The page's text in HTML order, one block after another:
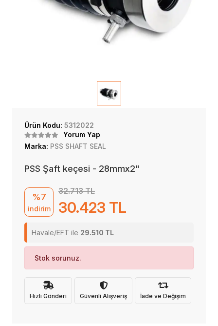
Ürün Kodu: 5312022
Yorum Yap
Marka: PSS SHAFT SEAL
PSS Şaft keçesi - 28mmx2"
%7
indirim
32.713 TL
30.423 TL
Havale/EFT ile 29.510 TL
Stok sorunuz.
Hızlı Gönderi Güvenli Alışveriş İade ve Değişim